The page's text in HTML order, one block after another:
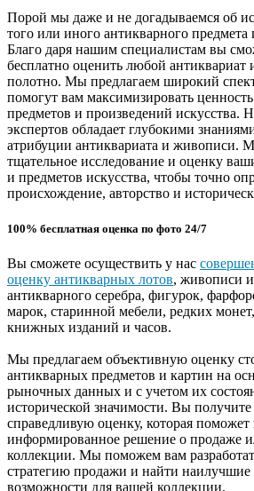
Порой мы даже и не догадываемся об
того или иного антикварного предмета
Благо даря нашим специалистам вы
бесплатно оценить любой антиквариат
полотно. Мы предлагаем широкий
помогут вам максимизировать
предметов и произведений искусства.
экспертов обладает глубокими
атрибуции антиквариата и живописи.
тщательное исследование и оценку
и предметов искусства, чтобы точно
происхождение, авторство и
100% бесплатная оценка по фото 24/7
Вы сможете осуществить у нас
оценку антикварных лотов, живописи
антикварного серебра, фигурок,
марок, старинной мебели, редких
книжных изданий и часов.
Мы предлагаем объективную оценку
антикварных предметов и картин на
рыночных данных и с учетом их
исторической значимости. Вы
справедливую оценку, которая
информированное решение о продаже
коллекции. Мы поможем вам
стратегию продажи и найти
возможности для вашей коллекции.